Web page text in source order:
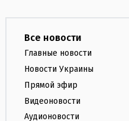
Все новости
Главные новости
Новости Украины
Прямой эфир
Видеоновости
Аудионовости